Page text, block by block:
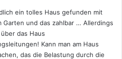
ein tolles Haus gefunden mit
Garten und das zahlbar … Allerdings
das Haus
Kann man am Haus
das die Belastung durch die